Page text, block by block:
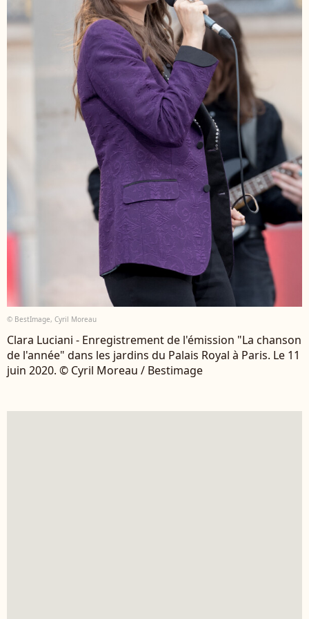
© BestImage, Cyril Moreau
Clara Luciani - Enregistrement de l'émission "La chanson
de l'année" dans les jardins du Palais Royal à Paris. Le 11
juin 2020. © Cyril Moreau / Bestimage